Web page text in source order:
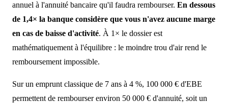
annuel à l'annuité bancaire qu'il faudra rembourser. En dessous
de 1,4× la banque considère que vous n'avez aucune marge
en cas de baisse d'activité. À 1× le dossier est
mathématiquement à l'équilibre : le moindre trou d'air rend le
remboursement impossible.
Sur un emprunt classique de 7 ans à 4 %, 100 000 € d'EBE
permettent de rembourser environ 50 000 € d'annuité, soit un